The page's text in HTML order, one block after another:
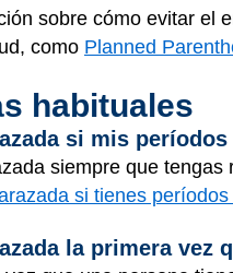
sobre cómo evitar el
como Planned
habituales
si mis
siempre que
si tienes
la primera vez